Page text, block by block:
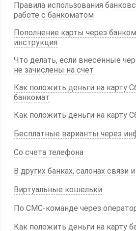
Правила использования
работе с банкоматом
Пополнение карты через
инструкция
Что делать, если внесённые
не зачислены на счёт
Как положить деньги на карту
банкомат
Как положить деньги на карту
Бесплатные варианты через
Со счета телефона
В других банках, салонах связи
Виртуальные кошельки
По СМС-команде через
Как положить деньги на карту